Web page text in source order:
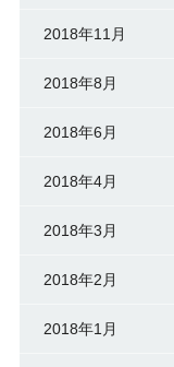
2018年11月
2018年8月
2018年6月
2018年4月
2018年3月
2018年2月
2018年1月